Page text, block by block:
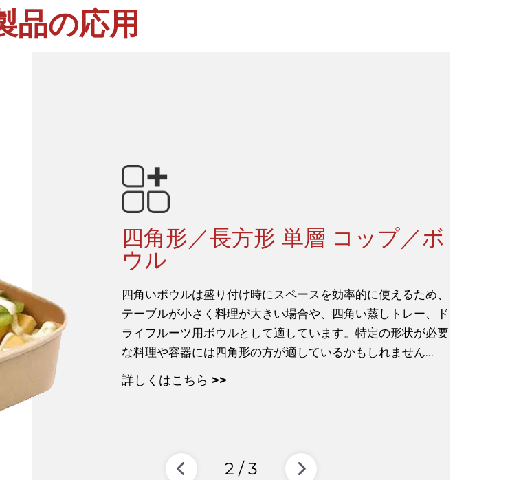
品の応用
四角形／長方形 単層 コップ／ボ
ウル
四角いボウルは盛り付け時にスペースを効率的に使えるため、
テーブルが小さく料理が大きい場合や、四角い蒸しトレー、ド
ライフルーツ用ボウルとして適しています。特定の形状が必要
な料理や容器には四角形の方が適しているかもしれません...
詳しくはこちら >>
2 /3